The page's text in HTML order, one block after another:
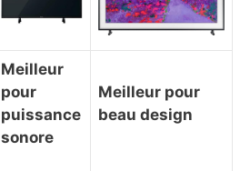
Meilleur
pour
puissance
sonore
Meilleur pour
beau design